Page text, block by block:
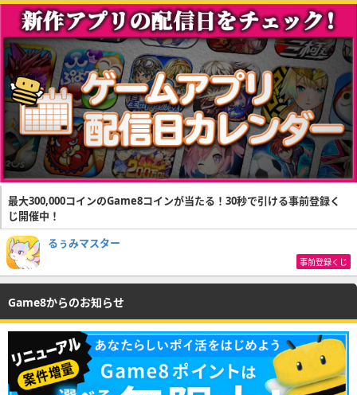
最大300,000コインのGame8コインが当たる！30秒で引ける事前登録く
じ開催中！
るぅみマスター
事前登録くじ
Game8からのお知らせ